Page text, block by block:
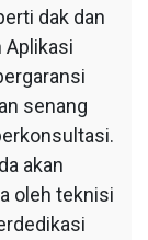
dak dan
Aplikasi
senang
akan
oleh teknisi